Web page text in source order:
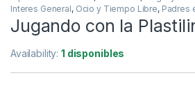
Interes General, Ocio y Tiempo Libre, Padres
Jugando con la
Availability:1 disponibles